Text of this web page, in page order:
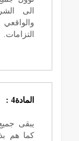
الى
التزامات.
المادة4 :
يبقى
كما هم